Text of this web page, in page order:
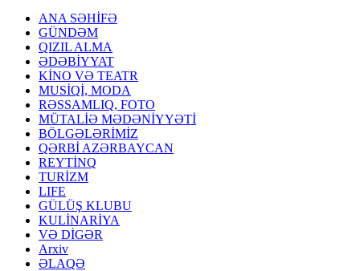
ANA SƏHİFƏ
GÜNDƏM
QIZIL ALMA
ƏDƏBİYYAT
KİNO VƏ TEATR
MUSİQİ, MODA
RƏSSAMLIQ, FOTO
MÜTALİƏ MƏDƏNİYYƏTİ
BÖLGƏLƏRİMİZ
QƏRBİ AZƏRBAYCAN
REYTİNQ
TURİZM
LIFE
GÜLÜŞ KLUBU
KULİNARİYA
VƏ DİGƏR
Arxiv
ƏLAQƏ